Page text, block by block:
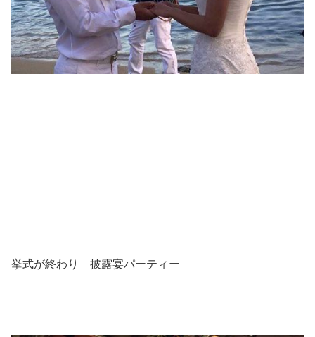
挙式が終わり 披露宴パーティー